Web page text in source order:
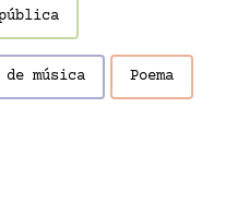
música Poema